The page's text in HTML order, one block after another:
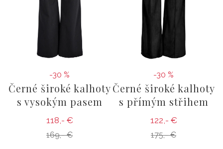
-30 %
Černé široké kalhoty
s vysokým pasem
118,- €
169,- €
-30 %
Černé široké kalhoty
s přímým střihem
122,- €
175,- €